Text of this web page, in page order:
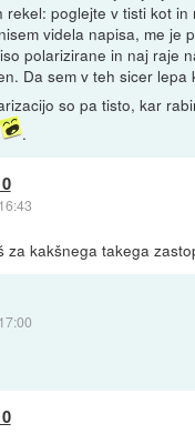
rekel: poglejte v tisti kot in
videla napisa, me je
polarizirane in naj raje
Da sem v teh sicer lepa
so pa tisto, kar
.
za kakšnega takega